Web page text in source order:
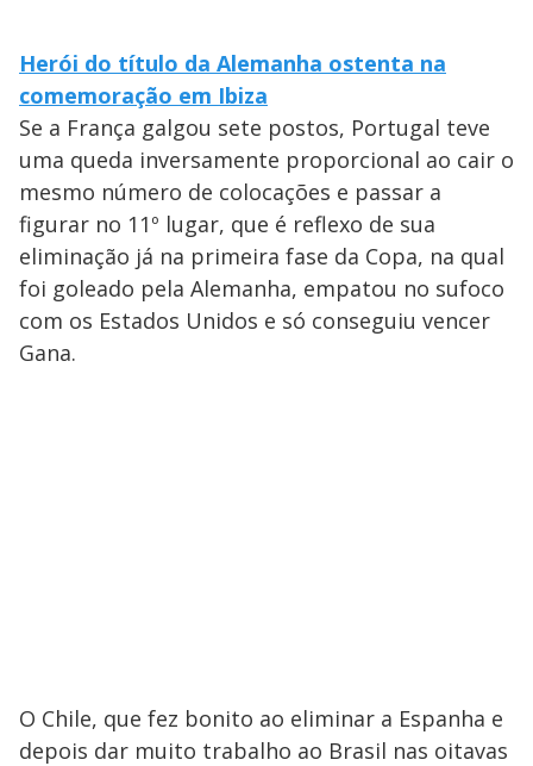
Herói do título da Alemanha ostenta na
comemoração em Ibiza
Se a França galgou sete postos, Portugal teve
uma queda inversamente proporcional ao cair o
mesmo número de colocações e passar a
figurar no 11º lugar, que é reflexo de sua
eliminação já na primeira fase da Copa, na qual
foi goleado pela Alemanha, empatou no sufoco
com os Estados Unidos e só conseguiu vencer
Gana.
O Chile, que fez bonito ao eliminar a Espanha e
depois dar muito trabalho ao Brasil nas oitavas